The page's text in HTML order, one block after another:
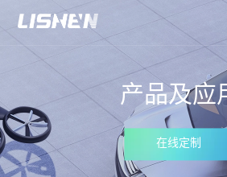
产品及应
在线定制